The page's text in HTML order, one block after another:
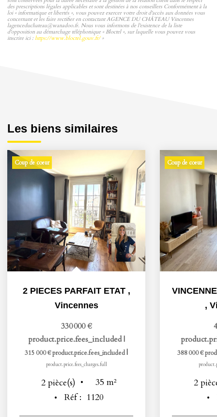
des prescriptions légales applicables et sont destinées à nos conseillers Conformément à la
loi « informatique et libertés », vous pouvez exercer votre droit d'accès aux données vous
concernant et les faire rectifier en contactant AGENCE DU CHÂTEAU Vincennes
lagenceduchateau@wanadoo.fr. Nous vous informons de l'existence de la liste
d'opposition au démarchage téléphonique « Bloctel », sur laquelle vous pouvez vous
inscrire ici : https://www.bloctel.gouv.fr/»
Les biens similaires
Coup de coeur
2 PIECES PARFAIT ETAT ,
Vincennes
330 000 €
product.price.fees_included|
315 000 €product.price.fees_included|
product.price.fees_charges.full
2 pièce(s) 35 m²
Réf : 1120
Coup de coeur
,
388 000 €
2